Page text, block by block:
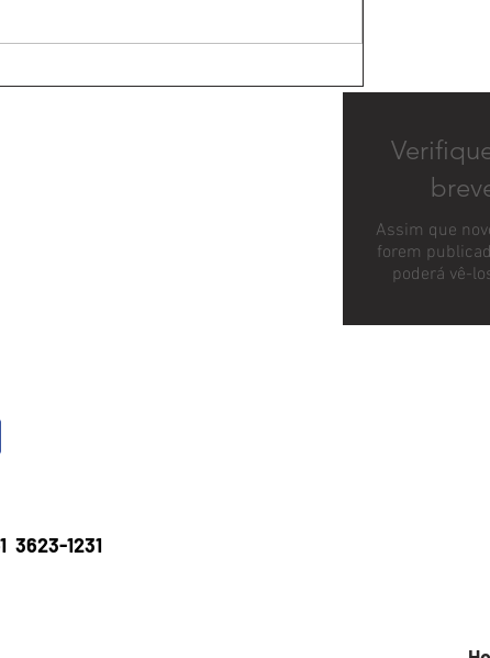
Assim que
forem
poderá vê-
3623-1231